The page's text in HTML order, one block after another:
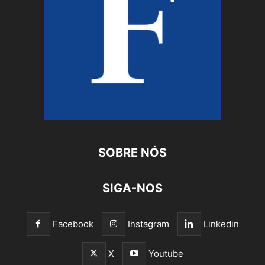
SOBRE NÓS
SIGA-NOS
Facebook Instagram Linkedin
X Youtube